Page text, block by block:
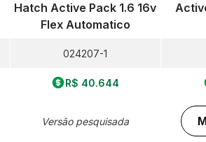
Hatch Active Pack 1.6 16v
Flex Automatico
024207-1
R$ 40.644
Versão pesquisada